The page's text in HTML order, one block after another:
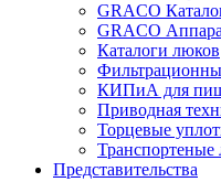
GRACO
GRACO
Каталоги люков
КИПиА для
Приводная
Торцевые
Транспортеные
Представительства